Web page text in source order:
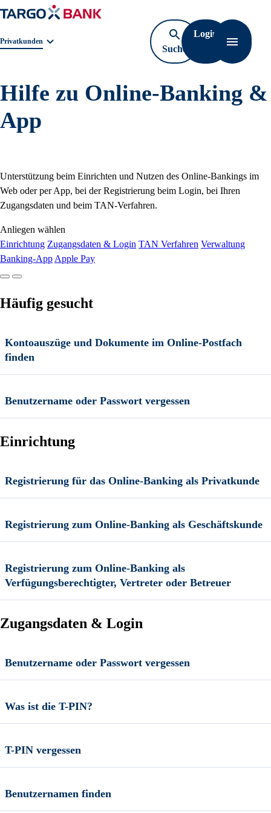
Geschäftsbereichnavigation. Aktuelle Auswahl:
Privatkunden
Suche
öffnen
Login
Hilfe zu Online-Banking &
App
Unterstützung beim Einrichten und Nutzen des Online-Bankings im
Web oder per App, bei der Registrierung beim Login, bei Ihren
Zugangsdaten und beim TAN-Verfahren.
Anliegen wählen
Einrichtung Zugangsdaten & Login TAN Verfahren Verwaltung
Banking-App Apple Pay
Häufig gesucht
Kontoauszüge und Dokumente im Online-Postfach
finden
Benutzername oder Passwort vergessen
Einrichtung
Registrierung für das Online-Banking als Privatkunde
Registrierung zum Online-Banking als Geschäftskunde
Registrierung zum Online-Banking als
Verfügungsberechtigter, Vertreter oder Betreuer
Zugangsdaten & Login
Benutzername oder Passwort vergessen
Was ist die T-PIN?
T-PIN vergessen
Benutzernamen finden